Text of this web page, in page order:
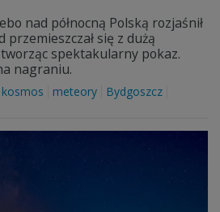
nad północną Polską rozjaśnił
przemieszczał się z dużą
spektakularny pokaz.
nagraniu.
kosmos meteory
Bydgoszcz